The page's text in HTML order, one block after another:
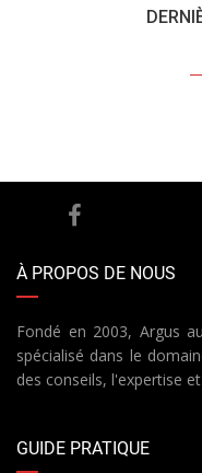
À PROPOS DE NOUS
Fondé en 2003, Argus
spécialisé dans le
des conseils, l'expertise
GUIDE PRATIQUE